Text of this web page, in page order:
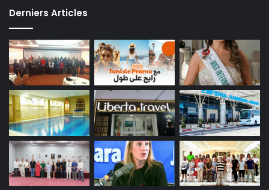
Derniers Articles